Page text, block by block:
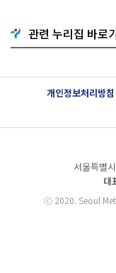
기
G
o
g
l
e
l
관련 누리집 바로
개인정보처리방침
서울특별
대
ⓒ2020. Seoul